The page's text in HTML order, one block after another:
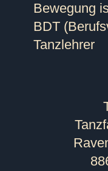
Bewegung
BDT
Tanzlehrer